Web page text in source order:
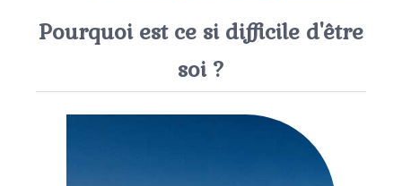
Pourquoi est ce si difficile d'être
soi ?